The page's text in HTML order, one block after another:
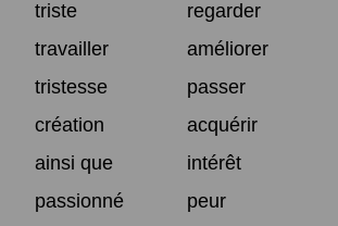
triste
regarder
travailler
améliorer
tristesse
passer
création
acquérir
ainsi que
intérêt
passionné
peur